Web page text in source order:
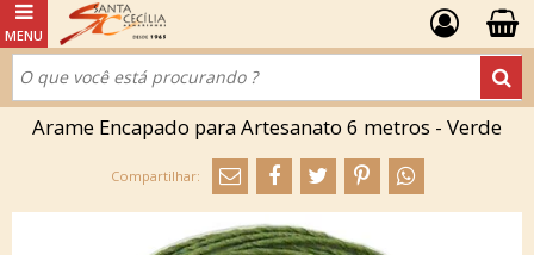
Arame Encapado para Artesanato 6 metros - Verde